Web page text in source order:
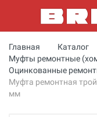
Главная
Каталог
Муфты ремонтные
Оцинкованные
Муфта ремонтная
мм